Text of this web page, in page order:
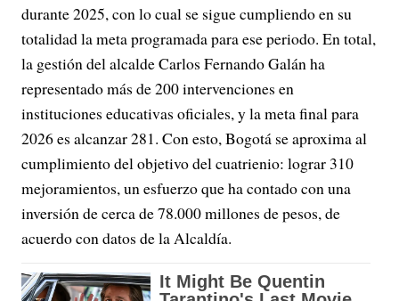
durante 2025, con lo cual se sigue cumpliendo en su
totalidad la meta programada para ese periodo. En total,
la gestión del alcalde Carlos Fernando Galán ha
representado más de 200 intervenciones en
instituciones educativas oficiales, y la meta final para
2026 es alcanzar 281. Con esto, Bogotá se aproxima al
cumplimiento del objetivo del cuatrienio: lograr 310
mejoramientos, un esfuerzo que ha contado con una
inversión de cerca de 78.000 millones de pesos, de
acuerdo con datos de la Alcaldía.